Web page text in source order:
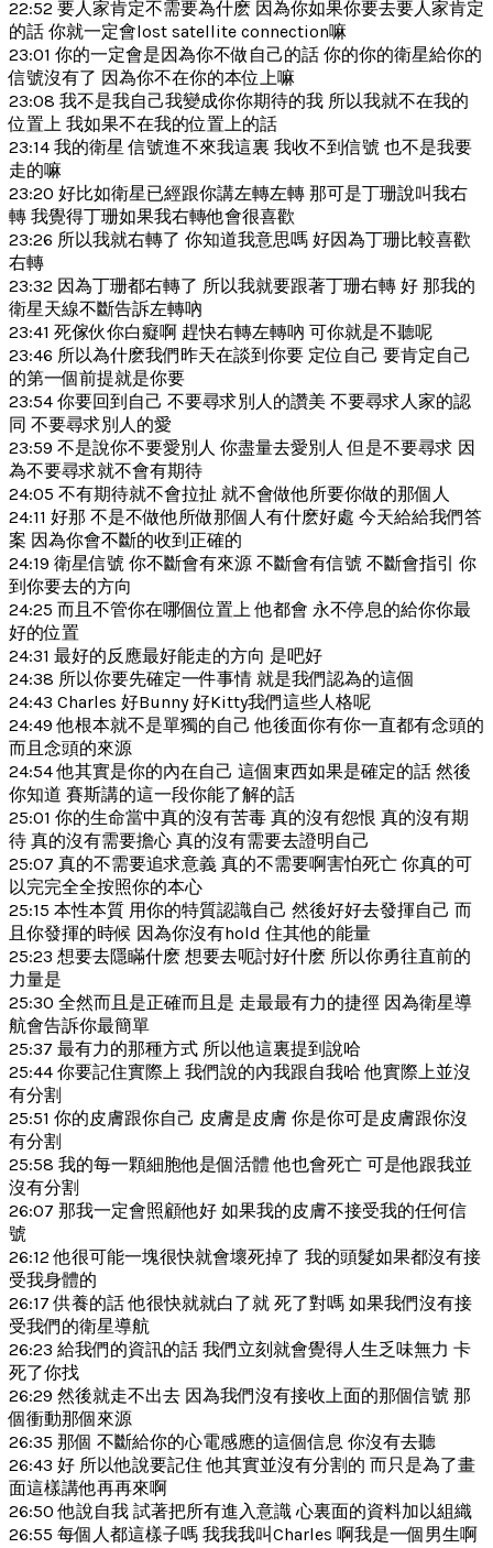
22:52 要人家肯定不需要為什麽 因為你如果你要去要人家肯定
的話 你就一定會lost satellite connection嘛
23:01 你的一定會是因為你不做自己的話 你的你的衛星給你的
信號沒有了 因為你不在你的本位上嘛
23:08 我不是我自己我變成你你期待的我 所以我就不在我的
位置上 我如果不在我的位置上的話
23:14 我的衛星 信號進不來我這裏 我收不到信號 也不是我要
走的嘛
23:20 好比如衛星已經跟你講左轉左轉 那可是丁珊說叫我右
轉 我覺得丁珊如果我右轉他會很喜歡
23:26 所以我就右轉了 你知道我意思嗎 好因為丁珊比較喜歡
右轉
23:32 因為丁珊都右轉了 所以我就要跟著丁珊右轉 好 那我的
衛星天線不斷告訴左轉吶
23:41 死傢伙你白癡啊 趕快右轉左轉吶 可你就是不聽呢
23:46 所以為什麽我們昨天在談到你要 定位自己 要肯定自己
的第一個前提就是你要
23:54 你要回到自己 不要尋求別人的讚美 不要尋求人家的認
同 不要尋求別人的愛
23:59 不是說你不要愛別人 你盡量去愛別人 但是不要尋求 因
為不要尋求就不會有期待
24:05 不有期待就不會拉扯 就不會做他所要你做的那個人
24:11 好那 不是不做他所做那個人有什麽好處 今天給給我們答
案 因為你會不斷的收到正確的
24:19 衛星信號 你不斷會有來源 不斷會有信號 不斷會指引 你
到你要去的方向
24:25 而且不管你在哪個位置上 他都會 永不停息的給你你最
好的位置
24:31 最好的反應最好能走的方向 是吧好
24:38 所以你要先確定一件事情 就是我們認為的這個
24:43 Charles 好Bunny 好Kitty我們這些人格呢
24:49 他根本就不是單獨的自己 他後面你有你一直都有念頭的
而且念頭的來源
24:54 他其實是你的內在自己 這個東西如果是確定的話 然後
你知道 賽斯講的這一段你能了解的話
25:01 你的生命當中真的沒有苦毒 真的沒有怨恨 真的沒有期
待 真的沒有需要擔心 真的沒有需要去證明自己
25:07 真的不需要追求意義 真的不需要啊害怕死亡 你真的可
以完完全全按照你的本心
25:15 本性本質 用你的特質認識自己 然後好好去發揮自己 而
且你發揮的時候 因為你沒有hold 住其他的能量
25:23 想要去隱瞞什麽 想要去呃討好什麽 所以你勇往直前的
力量是
25:30 全然而且是正確而且是 走最最有力的捷徑 因為衛星導
航會告訴你最簡單
25:37 最有力的那種方式 所以他這裏提到說哈
25:44 你要記住實際上 我們說的內我跟自我哈 他實際上並沒
有分割
25:51 你的皮膚跟你自己 皮膚是皮膚 你是你可是皮膚跟你沒
有分割
25:58 我的每一顆細胞他是個活體 他也會死亡 可是他跟我並
沒有分割
26:07 那我一定會照顧他好 如果我的皮膚不接受我的任何信
號
26:12 他很可能一塊很快就會壞死掉了 我的頭髮如果都沒有接
受我身體的
26:17 供養的話 他很快就就白了就 死了對嗎 如果我們沒有接
受我們的衛星導航
26:23 給我們的資訊的話 我們立刻就會覺得人生乏味無力 卡
死了你找
26:29 然後就走不出去 因為我們沒有接收上面的那個信號 那
個衝動那個來源
26:35 那個 不斷給你的心電感應的這個信息 你沒有去聽
26:43 好 所以他說要記住 他其實並沒有分割的 而只是為了畫
面這樣講他再再來啊
26:50 他說自我 試著把所有進入意識 心裏面的資料加以組織
26:55 每個人都這樣子嗎 我我我叫Charles 啊我是一個男生啊